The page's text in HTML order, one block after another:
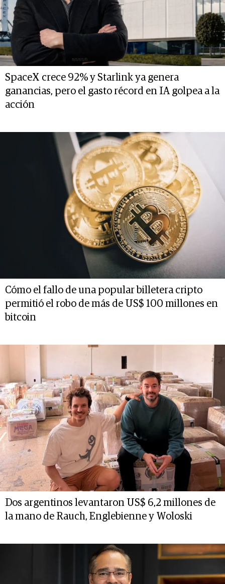
SpaceX crece 92% y Starlink ya genera
ganancias, pero el gasto récord en IA golpea a la
acción
Cómo el fallo de una popular billetera cripto
permitió el robo de más de US$ 100 millones en
bitcoin
Dos argentinos levantaron US$ 6,2 millones de
la mano de Rauch, Englebienne y Woloski